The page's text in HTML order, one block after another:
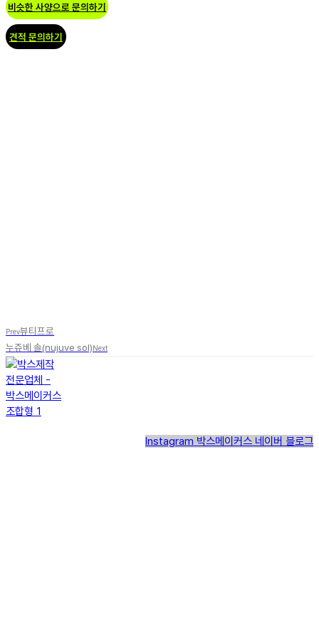
비슷한 사양으로 문의하기
견적 문의하기
Prev뷰티프로
누쥬베 솔(nujuve sol)Next
Instagram 박스메이커스 네이버 블로그